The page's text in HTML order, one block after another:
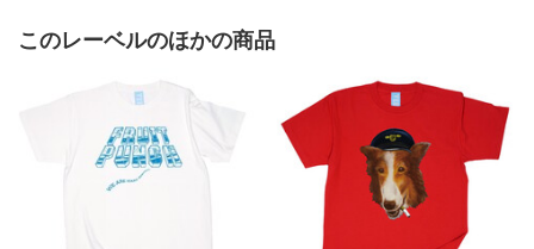
このレーベルのほかの商品